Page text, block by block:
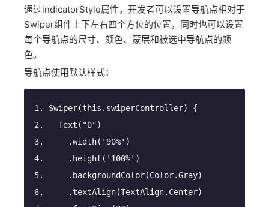
通过indicatorStyle属性，开发者可以设置导航点相对于
Swiper组件上下左右四个方位的位置，同时也可以设置
每个导航点的尺寸、颜色、蒙层和被选中导航点的颜
色。
导航点使用默认样式：
Swiper(this.swiperController) {
Text ( "0")
.width( '90%' )
.height ( '100%' )
.backgroundColor(Color.Gray)
.textAlign(TextAlign.Center)